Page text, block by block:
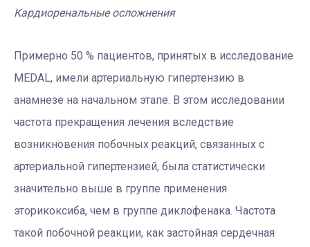
Кардиоренальные осложнения
Примерно 50 % пациентов, принятых в исследование
MEDAL, имели артериальную гипертензию в
анамнезе на начальном этапе. В этом исследовании
частота прекращения лечения вследствие
возникновения побочных реакций, связанных с
артериальной гипертензией, была статистически
значительно выше в группе применения
эторикоксиба, чем в группе диклофенака. Частота
такой побочной реакции, как застойная сердечная